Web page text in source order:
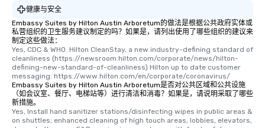
健康与安全
Embassy Suites by Hilton Austin Arboretum的做法是根据公共政府实体或
私营组织的卫生服务建议制定的吗？如果是，请列出使用了哪些组织的建议来
制定这些做法：
Yes, CDC & WHO. Hilton CleanStay, a new industry-defining standard of
cleanliness (https://newsroom.hilton.com/corporate/news/hilton-
defining-new-standard-of-cleanliness) Hilton up to date customer
messaging: https://www.hilton.com/en/corporate/coronavirus/
Embassy Suites by Hilton Austin Arboretum是否对公共区域和公共设施
（如会议室、餐厅、电梯站等）进行清洁和消毒？如果是，请说明采取了哪些
新措施。
Yes, Install hand sanitizer stations/disinfecting wipes in public areas &
on shuttles; enhanced cleaning of high touch areas, lobbies, elevators,